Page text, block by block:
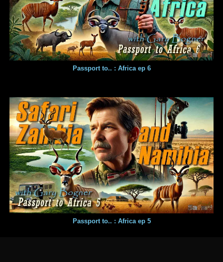
Passport to.. : Africa ep 6
Passport to.. : Africa ep 5